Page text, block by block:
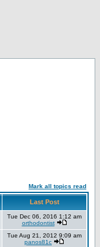
Mark all topics read
Last Post
Tue Dec 06, 2016 1:12 am
orthodontist
Tue Aug 21, 2012 9:09 am
panos81c